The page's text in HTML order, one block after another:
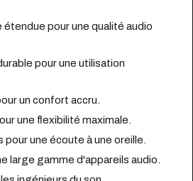
pour une qualité audio
pour une utilisation
un confort accru.
une flexibilité maximale.
une écoute à une oreille.
large gamme d'appareils audio.